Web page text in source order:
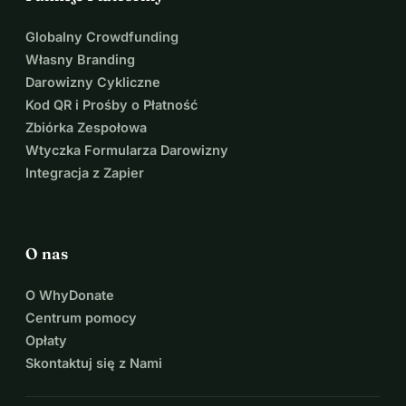
🤍 Dobrowolna lub anonimowa darowizna
Darujesz bez żadnych przeciwświadczeń. Całkowicie
skoncentrowane na ochronie drzewa.
Globalny Crowdfunding
Własny Branding
Darowizny Cykliczne
Kod QR i Prośby o Płatność
Zbiórka Zespołowa
Wtyczka Formularza Darowizny
Integracja z Zapier
O nas
O WhyDonate
Centrum pomocy
Opłaty
Skontaktuj się z Nami